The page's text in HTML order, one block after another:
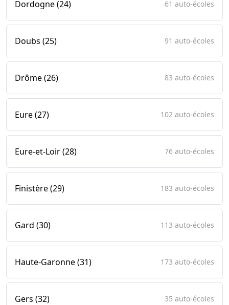
Dordogne (24) 61 auto-écoles
Doubs (25) 91 auto-écoles
Drôme (26) 83 auto-écoles
Eure (27) 102 auto-écoles
Eure-et-Loir (28) 76 auto-écoles
Finistère (29) 183 auto-écoles
Gard (30) 113 auto-écoles
Haute-Garonne (31) 173 auto-écoles
Gers (32) 35 auto-écoles